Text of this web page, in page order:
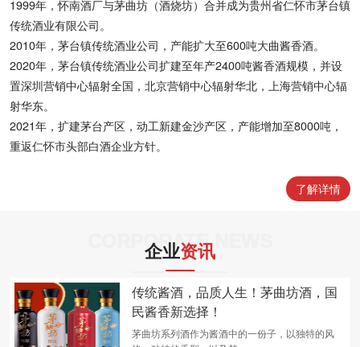
1999年，怀南酒厂与茅曲坊（酒烧坊）合并成为贵州省仁怀市茅台镇
传统酒业有限公司。
2010年，茅台镇传统酒业公司，产能扩大至600吨大曲酱香酒。
2020年，茅台镇传统酒业公司扩建至年产2400吨酱香酒规模，并设
置深圳营销中心辐射全国，北京营销中心辐射华北，上海营销中心辐
射华东。
2021年，扩建茅台产区，动工新建金沙产区，产能增加至8000吨，
重返仁怀市头部白酒企业方针。
了解详情
CORPORATE NEWS
企业资讯
传统酱酒，品质人生！茅曲坊酒，国
民酱香新选择！
茅曲坊系列酒作为酱酒中的一份子，以独特的风